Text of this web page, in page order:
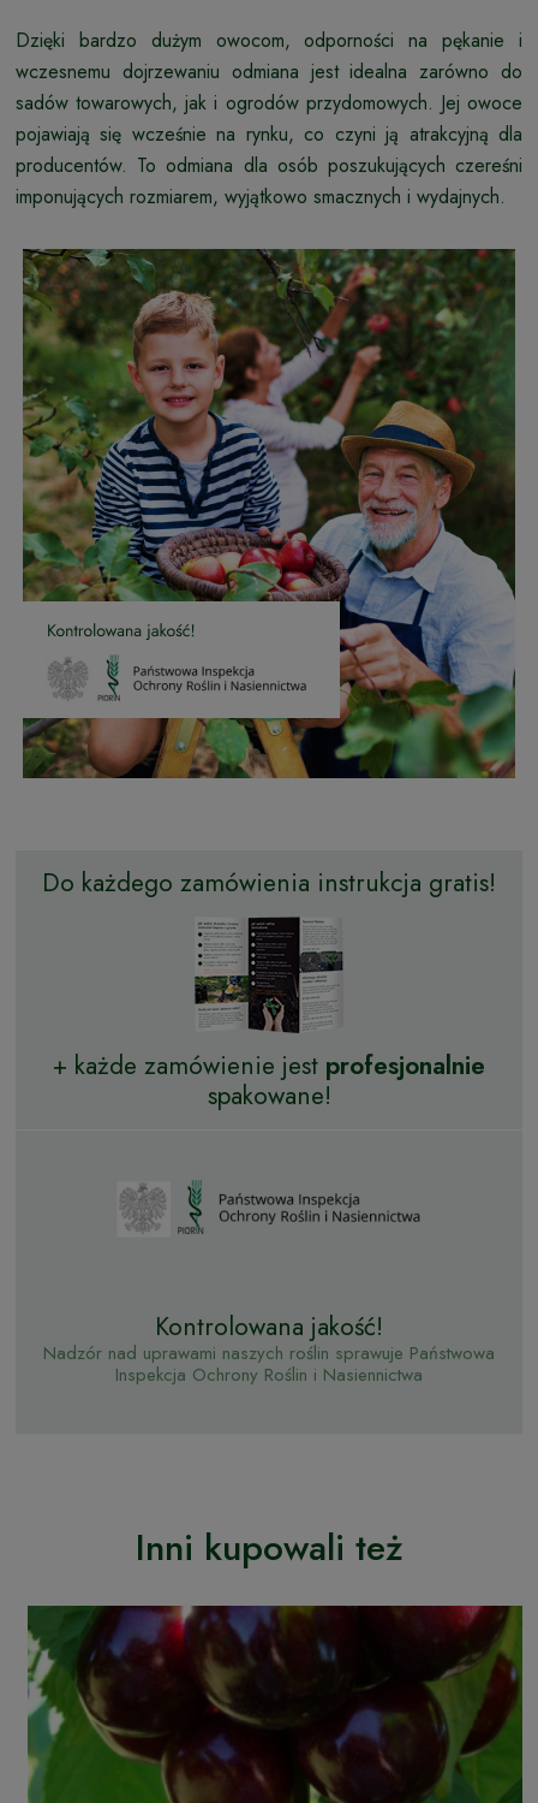
Dzięki bardzo dużym owocom, odporności na pękanie i
wczesnemu dojrzewaniu odmiana jest idealna zarówno do
sadów towarowych, jak i ogrodów przydomowych. Jej owoce
pojawiają się wcześnie na rynku, co czyni ją atrakcyjną dla
producentów. To odmiana dla osób poszukujących czereśni
imponujących rozmiarem, wyjątkowo smacznych i wydajnych.
Do każdego zamówienia instrukcja gratis!
+ każde zamówienie jest profesjonalnie
spakowane!
Kontrolowana jakość!
Nadzór nad uprawami naszych roślin sprawuje Państwowa
Inspekcja Ochrony Roślin i Nasiennictwa
Inni kupowali też